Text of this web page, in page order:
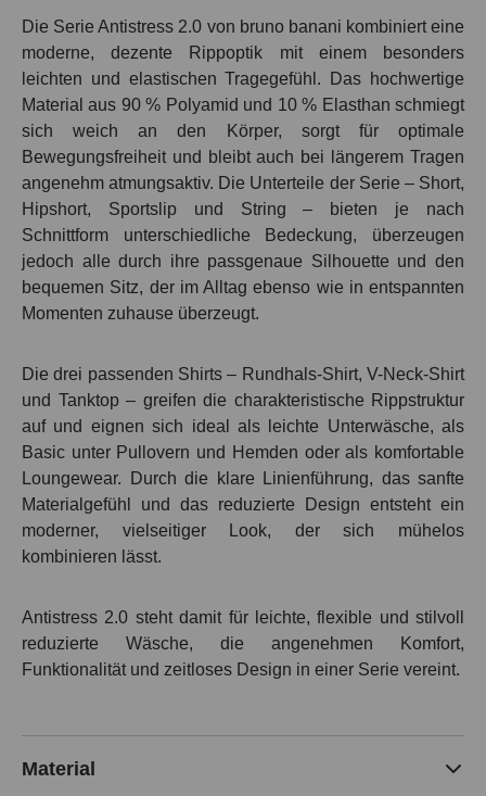
Die Serie Antistress 2.0 von bruno banani kombiniert eine
moderne, dezente Rippoptik mit einem besonders
leichten und elastischen Tragegefühl. Das hochwertige
Material aus 90 % Polyamid und 10 % Elasthan schmiegt
sich weich an den Körper, sorgt für optimale
Bewegungsfreiheit und bleibt auch bei längerem Tragen
angenehm atmungsaktiv. Die Unterteile der Serie – Short,
Hipshort, Sportslip und String – bieten je nach
Schnittform unterschiedliche Bedeckung, überzeugen
jedoch alle durch ihre passgenaue Silhouette und den
bequemen Sitz, der im Alltag ebenso wie in entspannten
Momenten zuhause überzeugt.
Die drei passenden Shirts – Rundhals-Shirt, V-Neck-Shirt
und Tanktop – greifen die charakteristische Rippstruktur
auf und eignen sich ideal als leichte Unterwäsche, als
Basic unter Pullovern und Hemden oder als komfortable
Loungewear. Durch die klare Linienführung, das sanfte
Materialgefühl und das reduzierte Design entsteht ein
moderner, vielseitiger Look, der sich mühelos
kombinieren lässt.
Antistress 2.0 steht damit für leichte, flexible und stilvoll
reduzierte Wäsche, die angenehmen Komfort,
Funktionalität und zeitloses Design in einer Serie vereint.
Material